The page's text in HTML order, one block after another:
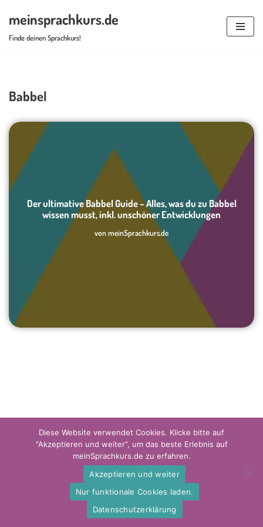
meinsprachkurs.de
Finde deinen Sprachkurs!
Babbel
Der ultimative Babbel Guide – Alles, was du zu Babbel
wissen musst, inkl. unschöner Entwicklungen
vonmeinSprachkurs.de
Datenschutzerklärung Disclaimer
(C) meinsprachkurs.de 2023
Diese Website verwendet Cookies. Klicke bitte auf
"Akzeptieren und weiter", um das beste Erlebnis auf
meinSprachkurs.de zu erfahren.
Akzeptieren und weiter
Nur funktionale Cookies laden.
Datenschutzerklärung